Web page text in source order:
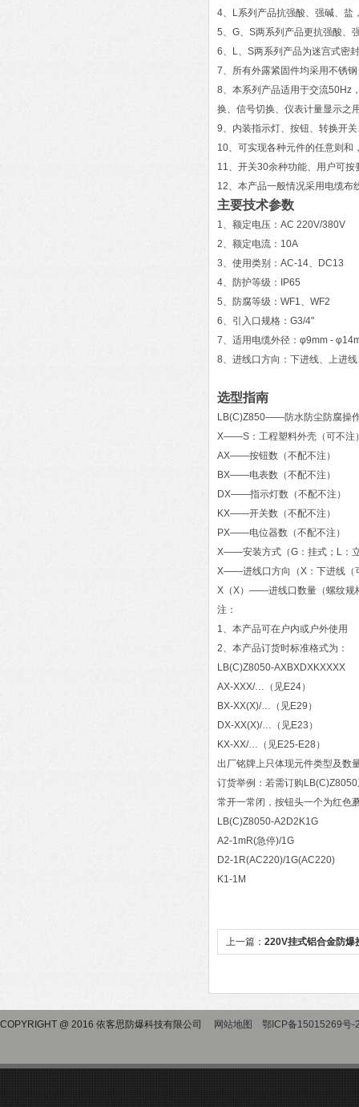
4、L系列产品抗强酸、强碱、盐
5、G、S两系列产品更抗强酸、
6、L、S两系列产品为迷宫式密
7、所有外露紧固件均采用不锈
8、本系列产品适用于交流50Hz
换、信号切换、仪表计量显示之
9、内装指示灯、按钮、转换开
10、可实现各种元件的任意则和
11、开关30余种功能、用户可按
12、本产品一般情况采用电缆布
主要技术参数
1、额定电压：AC 220V/380V
2、额定电流：10A
3、使用类别：AC-14、DC13
4、防护等级：IP65
5、防腐等级：WF1、WF2
6、引入口规格：G3/4"
7、适用电缆外径：φ9mm -
8、进线口方向：下进线、上进
选型指南
LB(C)Z850——防水防尘防腐操
X——S：工程塑料外壳（可不注
AX——按钮数（不配不注）
BX——电表数（不配不注）
DX——指示灯数（不配不注）
KX——开关数（不配不注）
PX——电位器数（不配不注）
X——安装方式（G：挂式；L：
X——进线口方向（X：下进线（
X（X）——进线口数量（螺纹规
注：
1、本产品可在户内或户外使用
2、本产品订货时标准格式为：
LB(C)Z8050-AXBXDXKXXXX
AX-XXX/…（见E24）
BX-XX(X)/…（见E29）
DX-XX(X)/…（见E23）
KX-XX/…（见E25-E28）
出厂铭牌上只体现元件类型及数
订货举例：若需订购
常开一常闭，按钮头一个为红色
LB(C)Z8050-A2D2K1G
A2-1mR(急停)/1G
D2-1R(AC220)/1G(AC220)
K1-1M
上一篇： 220V挂式铝合金防爆
COPYRIGHT @ 2016 依客思防爆科技有限公司 网站地图 鄂ICP备15015269号-